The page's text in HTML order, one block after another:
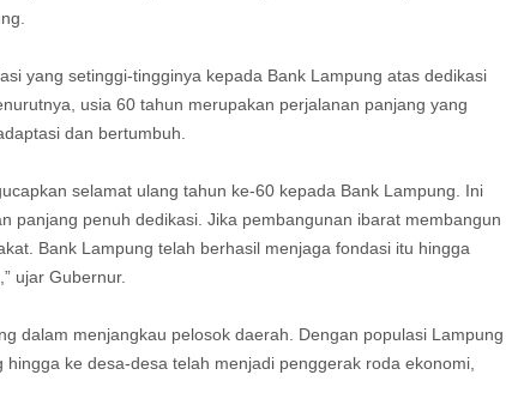
yang setinggi-tingginya kepada Bank Lampung atas dedikasi
usia 60 tahun merupakan perjalanan panjang yang
dan bertumbuh.
selamat ulang tahun ke-60 kepada Bank Lampung. Ini
panjang penuh dedikasi. Jika pembangunan ibarat membangun
Bank Lampung telah berhasil menjaga fondasi itu hingga
ujar Gubernur.
dalam menjangkau pelosok daerah. Dengan populasi Lampung
ke desa-desa telah menjadi penggerak roda ekonomi,